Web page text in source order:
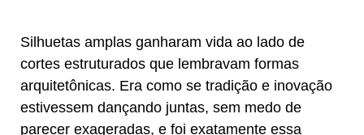
Silhuetas amplas ganharam vida ao lado de
cortes estruturados que lembravam formas
arquitetônicas. Era como se tradição e inovação
estivessem dançando juntas, sem medo de
parecer exageradas, e foi exatamente essa